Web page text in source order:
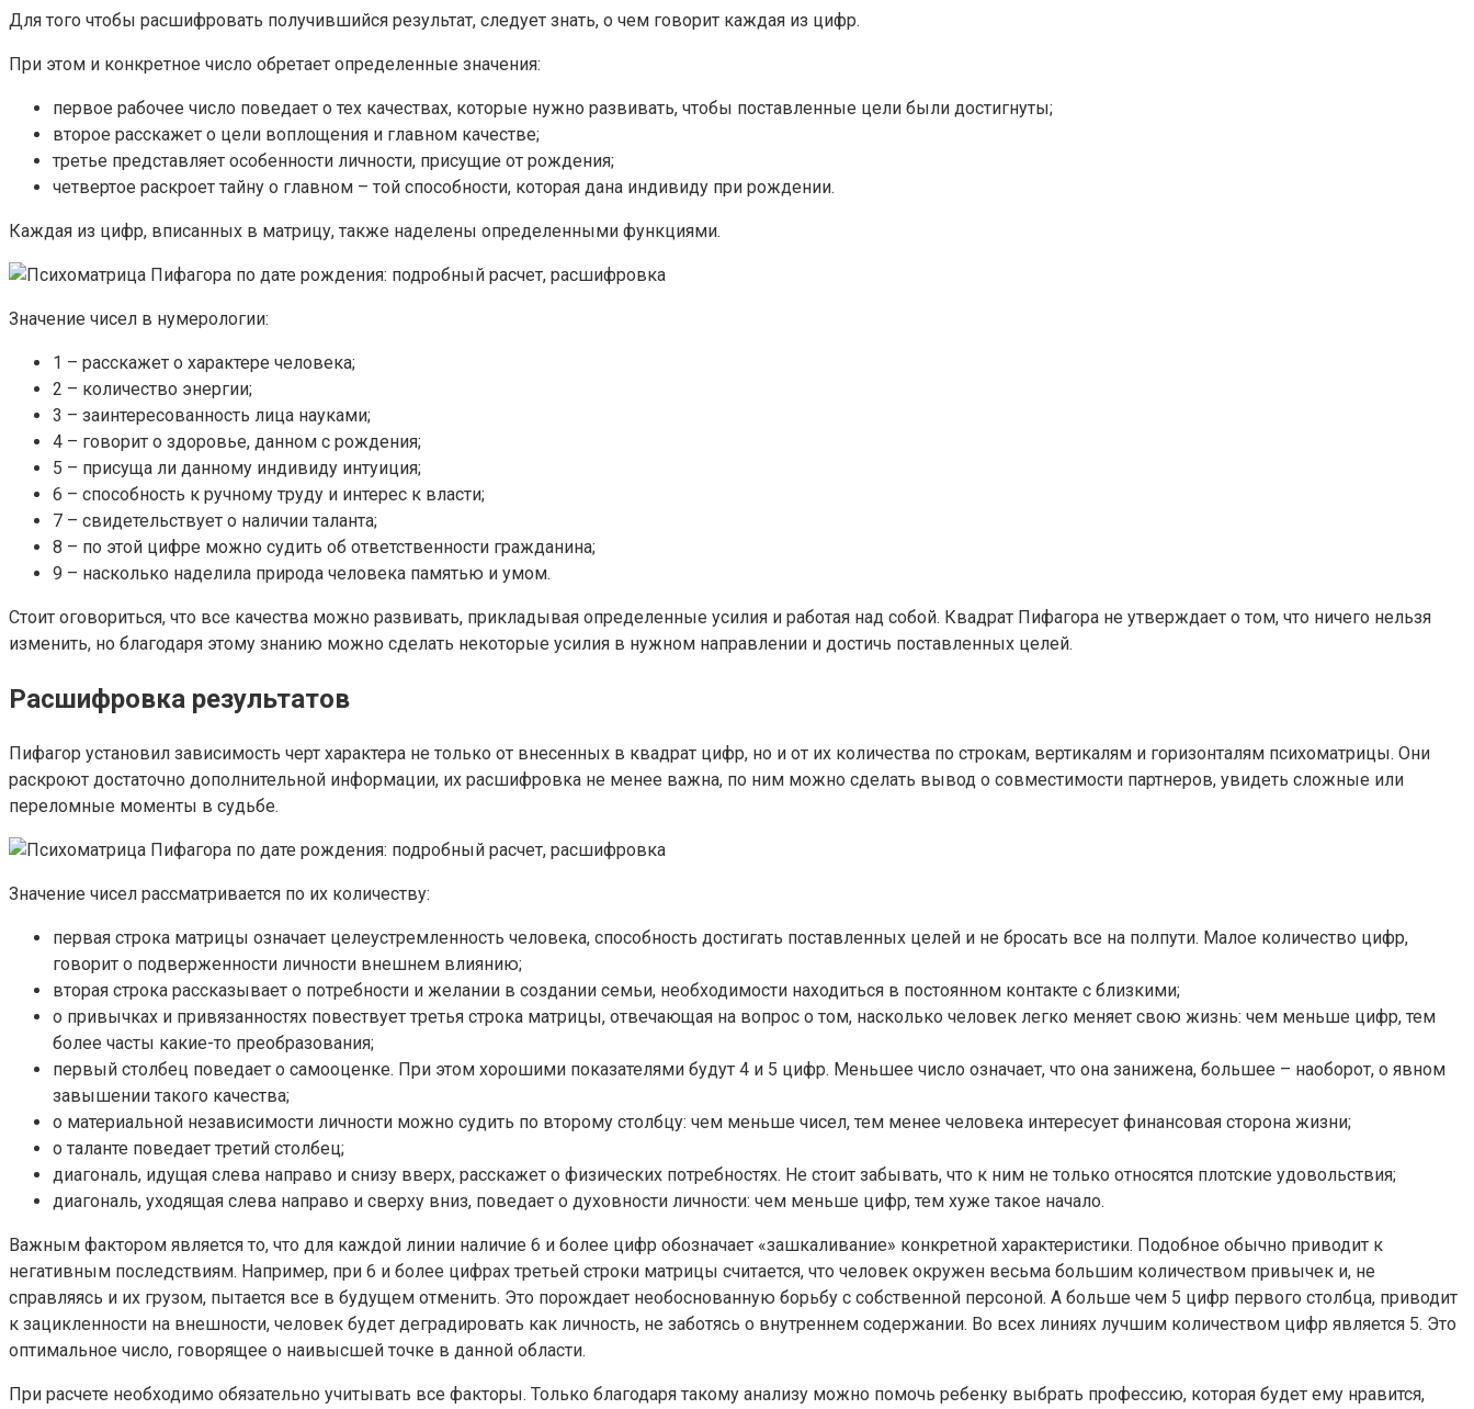
Для того чтобы расшифровать получившийся результат, следует знать, о чем говорит каждая из цифр.
При этом и конкретное число обретает определенные значения:
первое рабочее число поведает о тех качествах, которые нужно развивать, чтобы поставленные цели были достигнуты;
второе расскажет о цели воплощения и главном качестве;
третье представляет особенности личности, присущие от рождения;
четвертое раскроет тайну о главном – той способности, которая дана индивиду при рождении.
Каждая из цифр, вписанных в матрицу, также наделены определенными функциями.
Значение чисел в нумерологии:
1 – расскажет о характере человека;
2 – количество энергии;
3 – заинтересованность лица науками;
4 – говорит о здоровье, данном с рождения;
5 – присуща ли данному индивиду интуиция;
6 – способность к ручному труду и интерес к власти;
7 – свидетельствует о наличии таланта;
8 – по этой цифре можно судить об ответственности гражданина;
9 – насколько наделила природа человека памятью и умом.
Стоит оговориться, что все качества можно развивать, прикладывая определенные усилия и работая над собой. Квадрат Пифагора не утверждает о том, что ничего нельзя
изменить, но благодаря этому знанию можно сделать некоторые усилия в нужном направлении и достичь поставленных целей.
Расшифровка результатов
Пифагор установил зависимость черт характера не только от внесенных в квадрат цифр, но и от их количества по строкам, вертикалям и горизонталям психоматрицы. Они
раскроют достаточно дополнительной информации, их расшифровка не менее важна, по ним можно сделать вывод о совместимости партнеров, увидеть сложные или
переломные моменты в судьбе.
Значение чисел рассматривается по их количеству:
первая строка матрицы означает целеустремленность человека, способность достигать поставленных целей и не бросать все на полпути. Малое количество цифр,
говорит о подверженности личности внешнем влиянию;
вторая строка рассказывает о потребности и желании в создании семьи, необходимости находиться в постоянном контакте с близкими;
о привычках и привязанностях повествует третья строка матрицы, отвечающая на вопрос о том, насколько человек легко меняет свою жизнь: чем меньше цифр, тем
более часты какие-то преобразования;
первый столбец поведает о самооценке. При этом хорошими показателями будут 4 и 5 цифр. Меньшее число означает, что она занижена, большее – наоборот, о явном
завышении такого качества;
о материальной независимости личности можно судить по второму столбцу: чем меньше чисел, тем менее человека интересует финансовая сторона жизни;
о таланте поведает третий столбец;
диагональ, идущая слева направо и снизу вверх, расскажет о физических потребностях. Не стоит забывать, что к ним не только относятся плотские удовольствия;
диагональ, уходящая слева направо и сверху вниз, поведает о духовности личности: чем меньше цифр, тем хуже такое начало.
Важным фактором является то, что для каждой линии наличие 6 и более цифр обозначает «зашкаливание» конкретной характеристики. Подобное обычно приводит к
негативным последствиям. Например, при 6 и более цифрах третьей строки матрицы считается, что человек окружен весьма большим количеством привычек и, не
справляясь и их грузом, пытается все в будущем отменить. Это порождает необоснованную борьбу с собственной персоной. А больше чем 5 цифр первого столбца, приводит
к зацикленности на внешности, человек будет деградировать как личность, не заботясь о внутреннем содержании. Во всех линиях лучшим количеством цифр является 5. Это
оптимальное число, говорящее о наивысшей точке в данной области.
При расчете необходимо обязательно учитывать все факторы. Только благодаря такому анализу можно помочь ребенку выбрать профессию, которая будет ему нравится,